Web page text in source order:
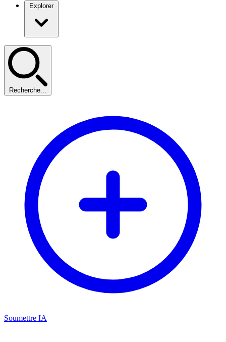
Explorer
Recherche...
Soumettre IA